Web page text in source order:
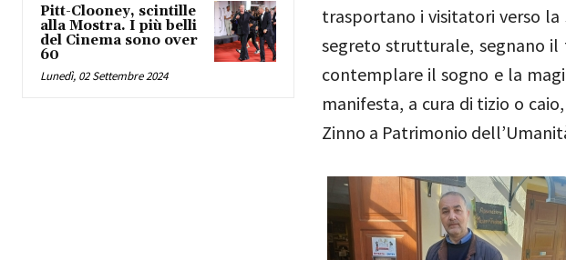
Pitt-Clooney, scintille
alla Mostra. I più belli
del Cinema sono over
60
Lunedì, 02 Settembre 2024
trasportano i visitatori verso la
segreto strutturale, segnano
contemplare il sogno e la
manifesta, a cura di tizio o
Zinno a Patrimonio